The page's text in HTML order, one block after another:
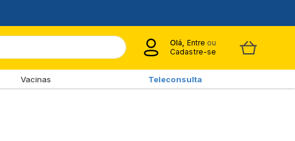
Olá, Entre ou
Cadastre-se
Vacinas Teleconsulta